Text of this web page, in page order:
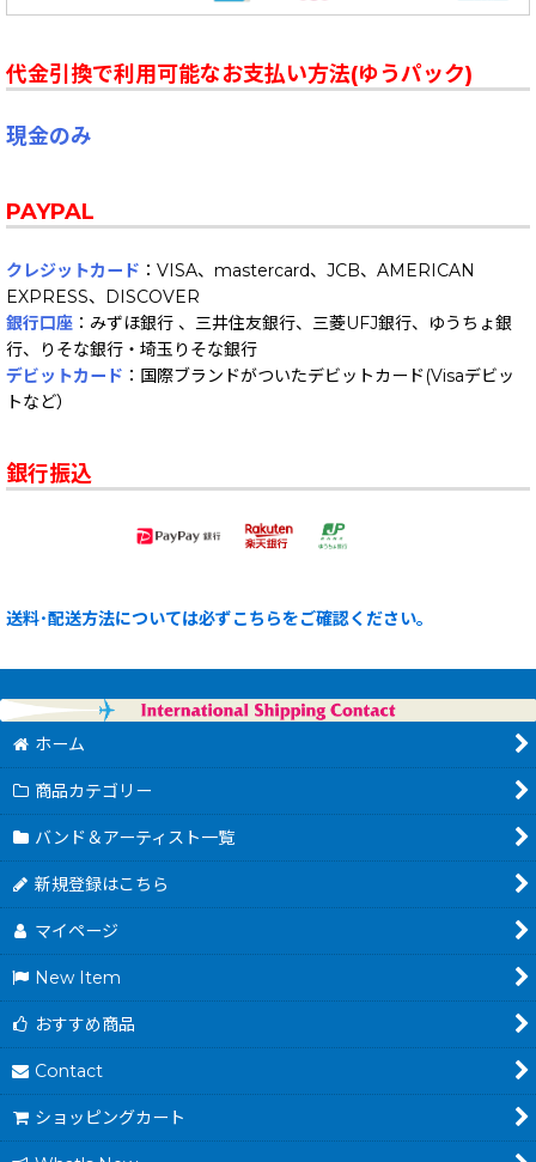
代金引換で利用可能なお支払い方法(ゆうパック)
現金のみ
PAYPAL
クレジットカード ：VISA、mastercard、JCB、AMERICAN
EXPRESS、DISCOVER
銀行口座 ：みずほ銀行 、三井住友銀行、三菱UFJ銀行、ゆうちょ銀
行、りそな銀行・埼玉りそな銀行
デビットカード ：国際ブランドがついたデビットカード(Visaデビッ
トなど）
銀行振込
送料･配送方法については必ずこちらをご確認ください。
ホーム
商品カテゴリー
バンド＆アーティスト一覧
新規登録はこちら
マイページ
New Item
おすすめ商品
Contact
ショッピングカート